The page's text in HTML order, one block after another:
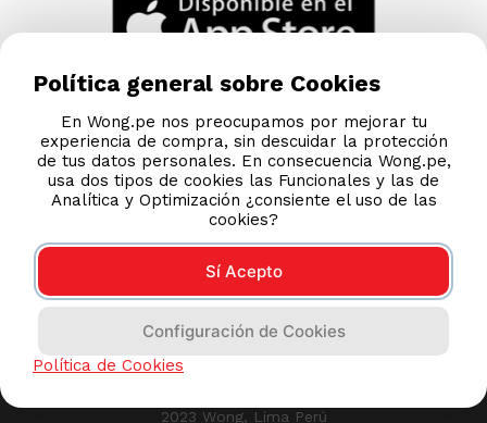
Nuestras Tiendas
Teléfonos
Políticas de Privacidad
Términos y Condiciones
Legales
Código de Ética
AYUDA CALLCENTER
(511) 613-8888
Política general sobre Cookies
En Wong.pe nos preocupamos por mejorar tu
experiencia de compra, sin descuidar la protección
de tus datos personales. En consecuencia Wong.pe,
usa dos tipos de cookies las Funcionales y las de
Analítica y Optimización ¿consiente el uso de las
cookies?
Sí Acepto
Configuración de Cookies
Política de Cookies